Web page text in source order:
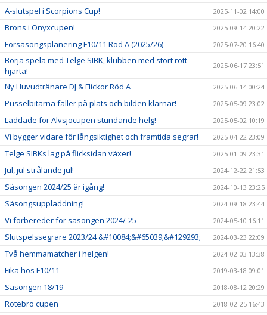
A-slutspel i Scorpions Cup! 2025-11-02 14:00
Brons i Onyxcupen! 2025-09-14 20:22
Försäsongsplanering F10/11 Röd A (2025/26) 2025-07-20 16:40
Börja spela med Telge SIBK, klubben med stort rött
hjärta!
2025-06-17 23:51
Ny Huvudtränare DJ & Flickor Röd A 2025-06-14 00:24
Pusselbitarna faller på plats och bilden klarnar! 2025-05-09 23:02
Laddade för Älvsjöcupen stundande helg! 2025-05-02 10:19
Vi bygger vidare för långsiktighet och framtida segrar! 2025-04-22 23:09
Telge SIBKs lag på flicksidan växer! 2025-01-09 23:31
Jul, jul strålande jul! 2024-12-22 21:53
Säsongen 2024/25 är igång! 2024-10-13 23:25
Säsongsuppladdning! 2024-09-18 23:44
Vi förbereder för säsongen 2024/-25 2024-05-10 16:11
Slutspelssegrare 2023/24 &#10084;&#65039;&#129293; 2024-03-23 22:09
Två hemmamatcher i helgen! 2024-02-03 13:38
Fika hos F10/11 2019-03-18 09:01
Säsongen 18/19 2018-08-12 20:29
Rotebro cupen 2018-02-25 16:43